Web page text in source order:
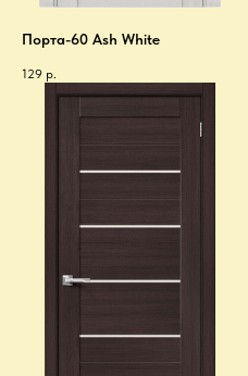
Порта-60 Ash White
129 р.